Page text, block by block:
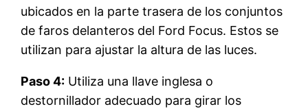
ubicados en la parte trasera de los conjuntos
de faros delanteros del Ford Focus. Estos se
utilizan para ajustar la altura de las luces.
Paso 4: Utiliza una llave inglesa o
destornillador adecuado para girar los